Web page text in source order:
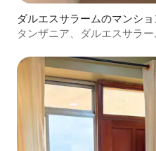
ダルエスサラームのマンシ
タンザニア、ダルエスサラ